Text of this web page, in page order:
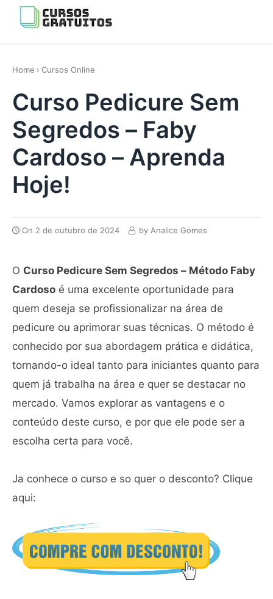
content
Home › Cursos Online
Curso Pedicure Sem
Segredos – Faby
Cardoso – Aprenda
Hoje!
On 2 de outubro de 2024 by Analice Gomes
O Curso Pedicure Sem Segredos – Método Faby
Cardoso é uma excelente oportunidade para
quem deseja se profissionalizar na área de
pedicure ou aprimorar suas técnicas. O método é
conhecido por sua abordagem prática e didática,
tornando-o ideal tanto para iniciantes quanto para
quem já trabalha na área e quer se destacar no
mercado. Vamos explorar as vantagens e o
conteúdo deste curso, e por que ele pode ser a
escolha certa para você.
Ja conhece o curso e so quer o desconto? Clique
aqui: